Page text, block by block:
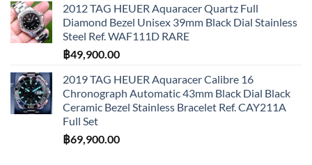
2012 TAG HEUER Aquaracer Quartz Full
Diamond Bezel Unisex 39mm Black Dial Stainless
Steel Ref. WAF111D RARE
฿49,900.00
2019 TAG HEUER Aquaracer Calibre 16
Chronograph Automatic 43mm Black Dial Black
Ceramic Bezel Stainless Bracelet Ref. CAY211A
Full Set
฿69,900.00